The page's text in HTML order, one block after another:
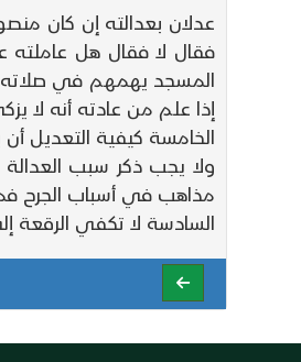
عدلان بعدالته إن كان
فقال لا فقال هل عاملته
المسجد يهمهم في صلاته
إذا علم من عادته أنه لا
الخامسة كيفية التعديل
ولا يجب ذكر سبب العدالة
مذاهب في أسباب الجرح
السادسة لا تكفي الرقعة